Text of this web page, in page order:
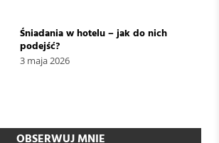
Śniadania w hotelu – jak do nich
podejść?
3 maja 2026